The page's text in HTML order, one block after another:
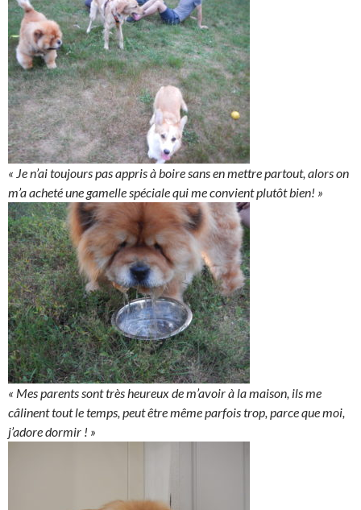
« Je n’ai toujours pas appris à boire sans en mettre partout, alors on
m’a acheté une gamelle spéciale qui me convient plutôt bien! »
« Mes parents sont très heureux de m’avoir à la maison, ils me
câlinent tout le temps, peut être même parfois trop, parce que moi,
j’adore dormir ! »